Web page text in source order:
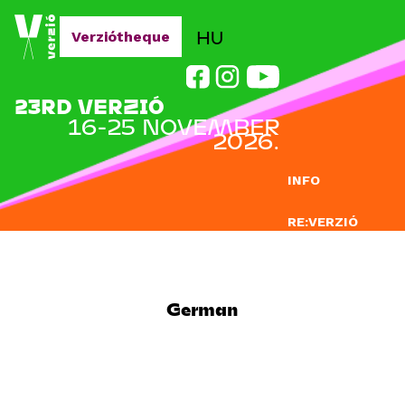
Jump to navigation
INFO
RE:VERZIÓ
HU
23RD VERZIÓ
16-25 NOVEMBER
2026.
Verziótheque
German